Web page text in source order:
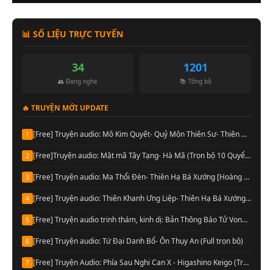
📊 SỐ LIỆU TRỰC TUYẾN
35
👥 Đang nghe
1201
📚 Tổng bộ
🔥 TRUYỆN MỚI UPDATE
1 [Free] Truyện audio: Mô Kim Quyết- Quỷ Môn Thiên Sư- Thiên Hạ Bá Xướng (Full)
2 [Free]Truyện audio: Mật mã Tây Tạng- Hà Mã (Trọn bộ 10 Quyển)
3 [Free] Truyện audio: Ma Thổi Đèn- Thiên Hạ Bá Xướng [Hoàng Vinh đọc] (Trọn bộ)
4 [Free] Truyện audio: Thiên Khanh Ưng Liệp- Thiên Hạ Bá Xướng (Trọn bộ)
5 [Free] Truyện audio trinh thám, kinh dị: Bản Thông Báo Tử Vong- Chu Hạo Huy (Full)
6 [Free] Truyện audio: Tứ Đại Danh Bổ- Ôn Thụy An (Full trọn bộ)
7 [Free] Truyện Audio: Phía Sau Nghi Can X - Higashino Keigo (Trọn bộ)